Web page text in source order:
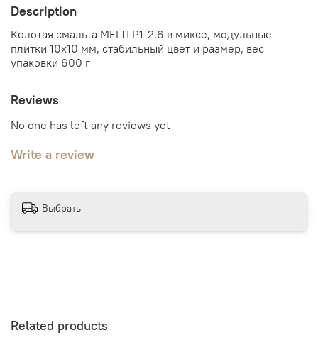
Description
Колотая смальта MELTI P1-2.6 в миксе, модульные
плитки 10x10 мм, стабильный цвет и размер, вес
упаковки 600 г
Reviews
No one has left any reviews yet
Write a review
Выбрать
Related products